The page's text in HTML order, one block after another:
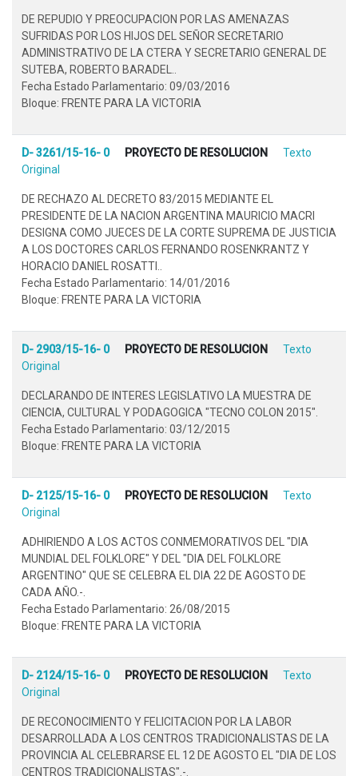
DE REPUDIO Y PREOCUPACION POR LAS AMENAZAS
SUFRIDAS POR LOS HIJOS DEL SEÑOR SECRETARIO
ADMINISTRATIVO DE LA CTERA Y SECRETARIO GENERAL DE
SUTEBA, ROBERTO BARADEL..
Fecha Estado Parlamentario: 09/03/2016
Bloque: FRENTE PARA LA VICTORIA
D- 3261/15-16- 0 PROYECTO DE RESOLUCION
Texto
Original
DE RECHAZO AL DECRETO 83/2015 MEDIANTE EL
PRESIDENTE DE LA NACION ARGENTINA MAURICIO MACRI
DESIGNA COMO JUECES DE LA CORTE SUPREMA DE JUSTICIA
A LOS DOCTORES CARLOS FERNANDO ROSENKRANTZ Y
HORACIO DANIEL ROSATTI..
Fecha Estado Parlamentario: 14/01/2016
Bloque: FRENTE PARA LA VICTORIA
D- 2903/15-16- 0 PROYECTO DE RESOLUCION
Texto
Original
DECLARANDO DE INTERES LEGISLATIVO LA MUESTRA DE
CIENCIA, CULTURAL Y PODAGOGICA "TECNO COLON 2015".
Fecha Estado Parlamentario: 03/12/2015
Bloque: FRENTE PARA LA VICTORIA
D- 2125/15-16- 0 PROYECTO DE RESOLUCION
Texto
Original
ADHIRIENDO A LOS ACTOS CONMEMORATIVOS DEL "DIA
MUNDIAL DEL FOLKLORE" Y DEL "DIA DEL FOLKLORE
ARGENTINO" QUE SE CELEBRA EL DIA 22 DE AGOSTO DE
CADA AÑO.-.
Fecha Estado Parlamentario: 26/08/2015
Bloque: FRENTE PARA LA VICTORIA
D- 2124/15-16- 0 PROYECTO DE RESOLUCION
Texto
Original
DE RECONOCIMIENTO Y FELICITACION POR LA LABOR
DESARROLLADA A LOS CENTROS TRADICIONALISTAS DE LA
PROVINCIA AL CELEBRARSE EL 12 DE AGOSTO EL "DIA DE LOS
CENTROS TRADICIONALISTAS".-.